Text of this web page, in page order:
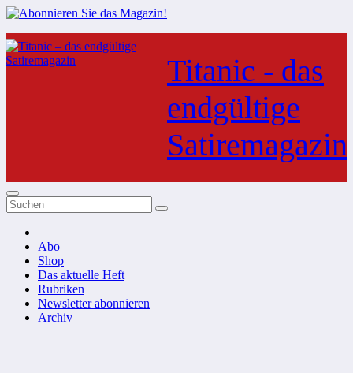
Zum
Inhalt
springen
Titanic - das
endgültige
Satiremagazin
Abo
Shop
Das aktuelle Heft
Rubriken
Newsletter abonnieren
Archiv